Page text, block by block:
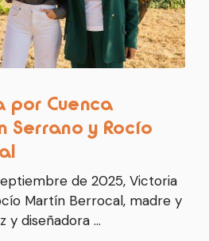
por Cuenca
Serrano y Rocío
de 2025, Victoria
Martín Berrocal, madre y
y diseñadora …